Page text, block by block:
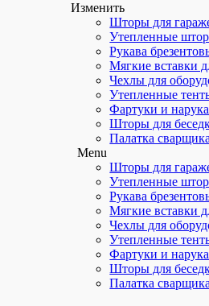
Изменить
Шторы для
Утепленные
Рукава
Мягкие вставки
Чехлы для
Утепленные
Фартуки и
Шторы для
Палатка сварщика
Menu
Шторы для
Утепленные
Рукава
Мягкие вставки
Чехлы для
Утепленные
Фартуки и
Шторы для
Палатка сварщика